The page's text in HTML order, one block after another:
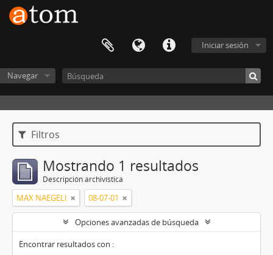
Iniciar sesión
Navegar
Filtros
Mostrando 1 resultados
Descripción archivística
MAX NAEGELI 08-07-01
Opciones avanzadas de búsqueda
Encontrar resultados con :